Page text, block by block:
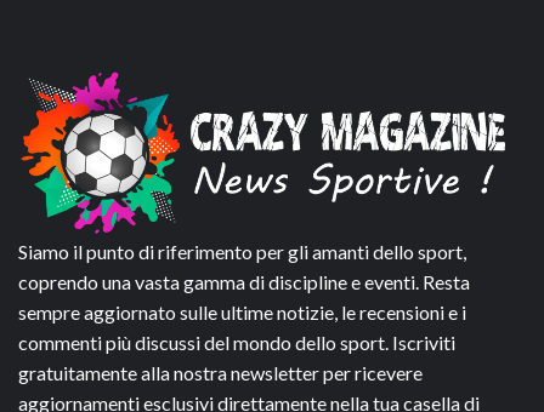
Siamo il punto di riferimento per gli amanti dello sport,
coprendo una vasta gamma di discipline e eventi. Resta
sempre aggiornato sulle ultime notizie, le recensioni e i
commenti più discussi del mondo dello sport. Iscriviti
gratuitamente alla nostra newsletter per ricevere
aggiornamenti esclusivi direttamente nella tua casella di